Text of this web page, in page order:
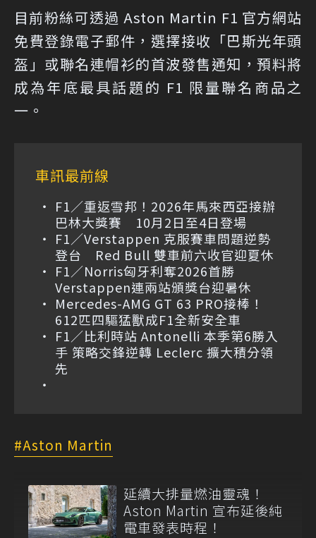
目前粉絲可透過 Aston Martin F1 官方網站
免費登錄電子郵件，選擇接收「巴斯光年頭
盔」或聯名連帽衫的首波發售通知，預料將
成為年底最具話題的 F1 限量聯名商品之
一。
車訊最前線
F1／重返雪邦！2026年馬來西亞接辦
巴林大獎賽 10月2日至4日登場
F1／Verstappen 克服賽車問題逆勢
登台 Red Bull 雙車前六收官迎夏休
F1／Norris匈牙利奪2026首勝
Verstappen連兩站頒獎台迎暑休
Mercedes-AMG GT 63 PRO接棒！
612匹四驅猛獸成F1全新安全車
F1／比利時站 Antonelli 本季第6勝入
手 策略交鋒逆轉 Leclerc 擴大積分領
先
Aston Martin
延續大排量燃油靈魂！
Aston Martin 宣布延後純
電車發表時程！